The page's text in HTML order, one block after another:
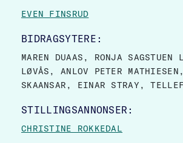
EVEN FINSRUD
BIDRAGSYTERE:
MAREN DUAAS, RONJA SAGSTUEN
LØVÅS, ANLOV PETER
SKAANSAR, EINAR STRAY,
STILLINGSANNONSER:
CHRISTINE ROKKEDAL